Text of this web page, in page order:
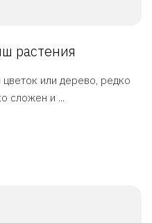
растения
или дерево, редко
сложен и ...